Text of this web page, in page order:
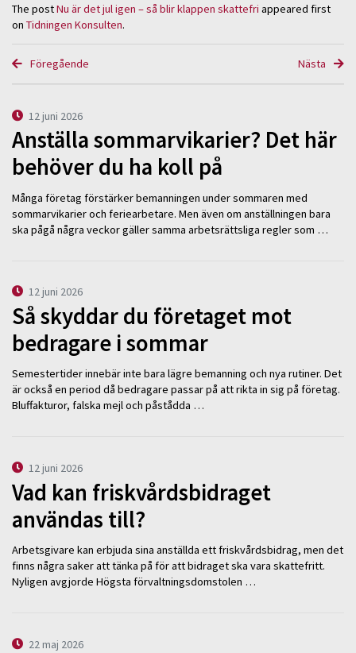
The postNu är det jul igen – så blir klappen skattefri appeared first
on Tidningen Konsulten.
Föregående Nästa
12 juni 2026
Anställa sommarvikarier? Det här
behöver du ha koll på
Många företag förstärker bemanningen under sommaren med
sommarvikarier och feriearbetare. Men även om anställningen bara
ska pågå några veckor gäller samma arbetsrättsliga regler som …
12 juni 2026
Så skyddar du företaget mot
bedragare i sommar
Semestertider innebär inte bara lägre bemanning och nya rutiner. Det
är också en period då bedragare passar på att rikta in sig på företag.
Bluffakturor, falska mejl och påstådda …
12 juni 2026
Vad kan friskvårdsbidraget
användas till?
Arbetsgivare kan erbjuda sina anställda ett friskvårdsbidrag, men det
finns några saker att tänka på för att bidraget ska vara skattefritt.
Nyligen avgjorde Högsta förvaltningsdomstolen …
22 maj 2026